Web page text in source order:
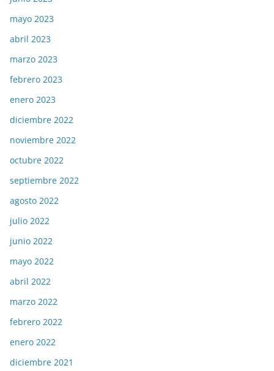
mayo 2023
abril 2023
marzo 2023
febrero 2023
enero 2023
diciembre 2022
noviembre 2022
octubre 2022
septiembre 2022
agosto 2022
julio 2022
junio 2022
mayo 2022
abril 2022
marzo 2022
febrero 2022
enero 2022
diciembre 2021